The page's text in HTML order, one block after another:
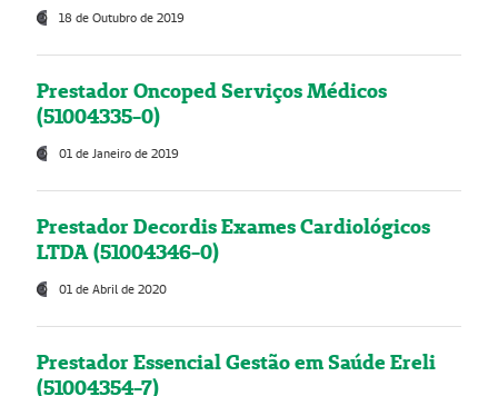
18 de Outubro de 2019
Prestador Oncoped Serviços Médicos
(51004335-0)
01 de Janeiro de 2019
Prestador Decordis Exames Cardiológicos
LTDA (51004346-0)
01 de Abril de 2020
Prestador Essencial Gestão em Saúde Ereli
(51004354-7)